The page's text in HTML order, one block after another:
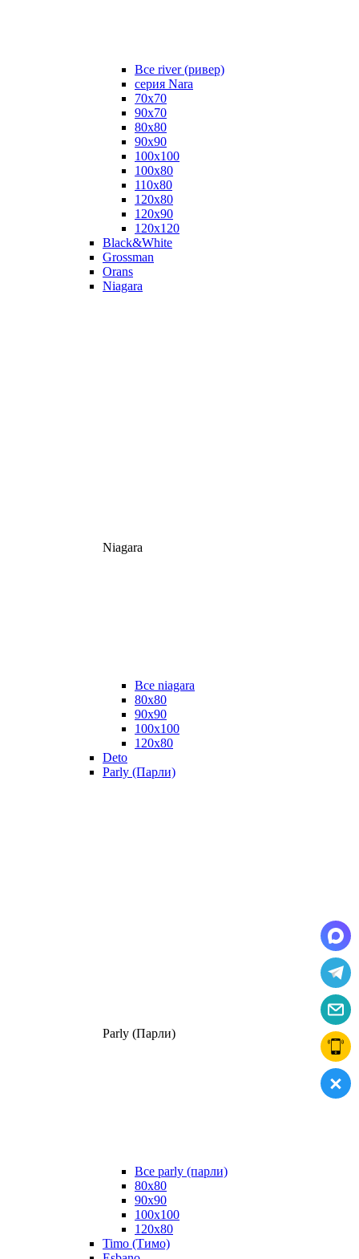
Все river (ривер)
серия Nara
70х70
90х70
80x80
90x90
100x100
100х80
110х80
120x80
120х90
120х120
Black&White
Grossman
Orans
Niagara
Niagara
Все niagara
80x80
90x90
100x100
120x80
Deto
Parly (Парли)
Parly (Парли)
Все parly (парли)
80x80
90x90
100x100
120x80
Timo (Тимо)